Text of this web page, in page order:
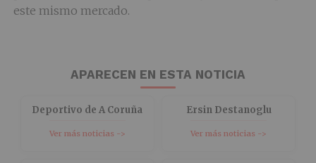
este mismo mercado.
APARECEN EN ESTA NOTICIA
Deportivo de A Coruña
Ver más noticias ->
Ersin Destanoglu
Ver más noticias ->